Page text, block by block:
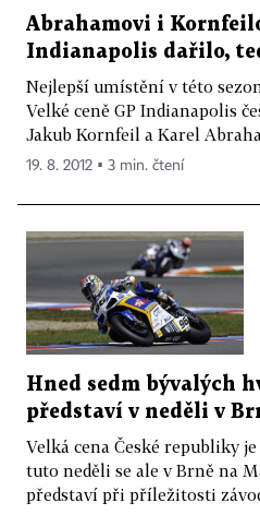
Abrahamovi i
Indianapolis dařilo,
Nejlepší umístění v této
Velké ceně GP Indianapolis
Jakub Kornfeil a Karel
19. 8. 2012 ▪ 3 min. čtení
Hned sedm bývalých
představí v neděli v
Velká cena České republiky
tuto neděli se ale v Brně na
představí při příležitosti